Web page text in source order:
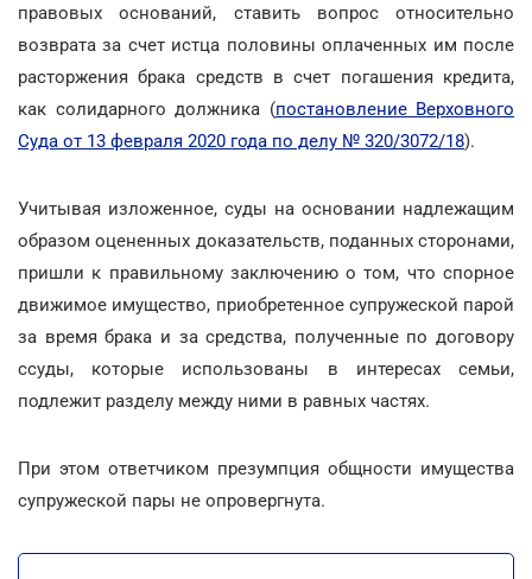
правовых оснований, ставить вопрос относительно
возврата за счет истца половины оплаченных им после
расторжения брака средств в счет погашения кредита,
как солидарного должника (постановление Верховного
Суда от 13 февраля 2020 года по делу № 320/3072/18).
Учитывая изложенное, суды на основании надлежащим
образом оцененных доказательств, поданных сторонами,
пришли к правильному заключению о том, что спорное
движимое имущество, приобретенное супружеской парой
за время брака и за средства, полученные по договору
ссуды, которые использованы в интересах семьи,
подлежит разделу между ними в равных частях.
При этом ответчиком презумпция общности имущества
супружеской пары не опровергнута.